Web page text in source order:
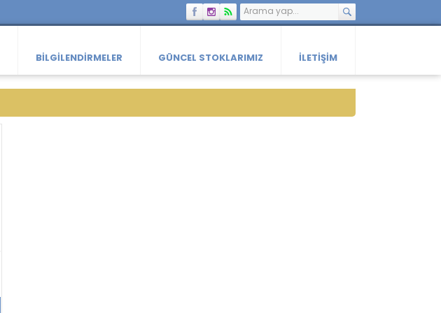
BILGILENDIRMELER GÜNCEL STOKLARIMIZ İLETIŞIM